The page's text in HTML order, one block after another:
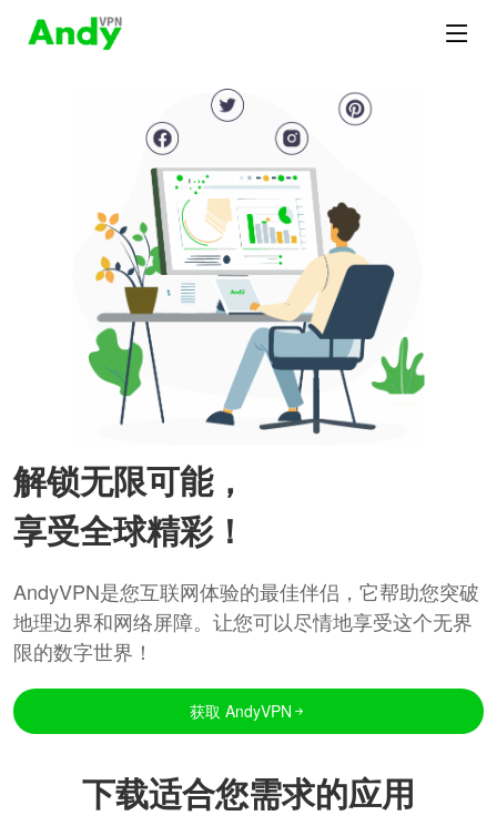
解锁无限可能，
享受全球精彩！
AndyVPN是您互联网体验的最佳伴侣，它帮助您突破
地理边界和网络屏障。让您可以尽情地享受这个无界
限的数字世界！
获取 AndyVPN
下载适合您需求的应用